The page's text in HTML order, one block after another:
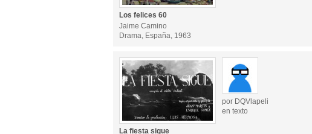
Los felices 60
Jaime Camino
Drama, España, 1963
por DQVlapeli
en texto
La fiesta sigue